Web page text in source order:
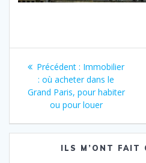
Navigation
de
l’article
Précédent : Article
précédent
:
Immobilier
: où acheter dans le
Grand Paris, pour habiter
ou pour louer
ILS M’ONT FAIT